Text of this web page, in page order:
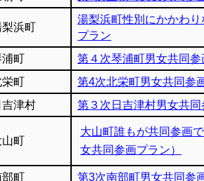
梨浜町
湯梨浜町性別にかかわ
プラン
浦町 第４次琴浦町男女共同参
栄町
第4次北栄町男女共同参
吉津村
第３次日吉津村男女共
山町
大山町誰もが共同参画
女共同参画プラン）
部町 第3次南部町男女共同参